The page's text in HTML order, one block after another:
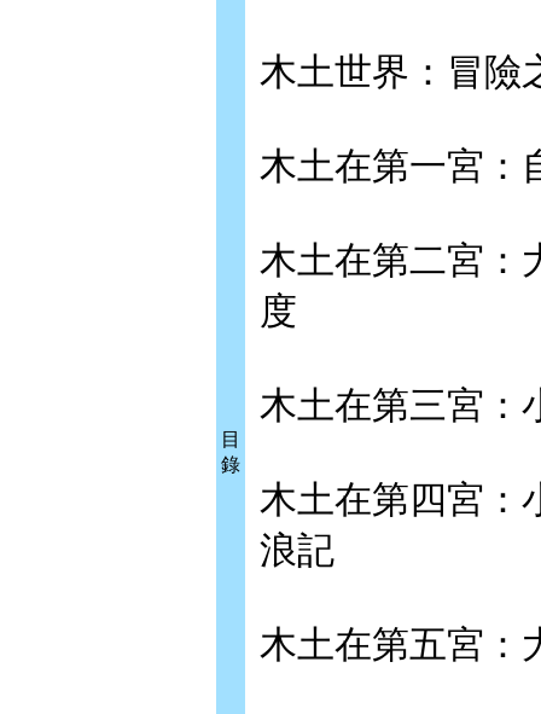
目
錄
木土世界：冒險
木土在第一宮：
木土在第二宮：
度
木土在第三宮：
木土在第四宮：
浪記
木土在第五宮：